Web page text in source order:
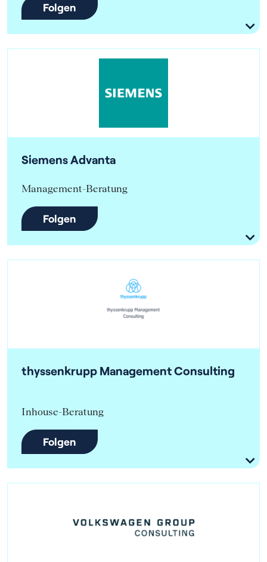
Folgen
Siemens Advanta
Management-Beratung
Folgen
thyssenkrupp Management Consulting
Inhouse-Beratung
Folgen